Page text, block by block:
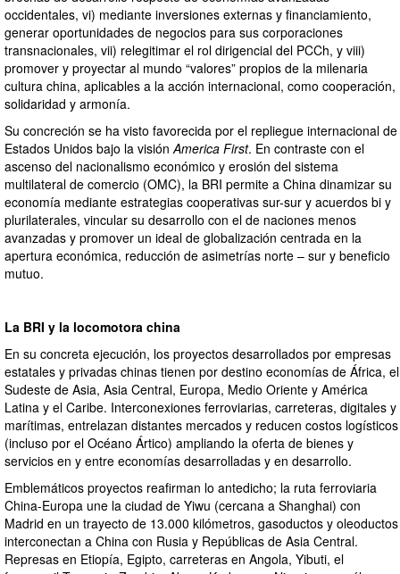
occidentales, vi) mediante inversiones externas y financiamiento,
generar oportunidades de negocios para sus corporaciones
transnacionales, vii) relegitimar el rol dirigencial del PCCh, y viii)
promover y proyectar al mundo “valores” propios de la milenaria
cultura china, aplicables a la acción internacional, como cooperación,
solidaridad y armonía.
Su concreción se ha visto favorecida por el repliegue internacional de
Estados Unidos bajo la visiónAmerica First. En contraste con el
ascenso del nacionalismo económico y erosión del sistema
multilateral de comercio (OMC), la BRI permite a China dinamizar su
economía mediante estrategias cooperativas sur-sur y acuerdos bi y
plurilaterales, vincular su desarrollo con el de naciones menos
avanzadas y promover un ideal de globalización centrada en la
apertura económica, reducción de asimetrías norte – sur y beneficio
mutuo.
La BRI y la locomotora china
En su concreta ejecución, los proyectos desarrollados por empresas
estatales y privadas chinas tienen por destino economías de África, el
Sudeste de Asia, Asia Central, Europa, Medio Oriente y América
Latina y el Caribe. Interconexiones ferroviarias, carreteras, digitales y
marítimas, entrelazan distantes mercados y reducen costos logísticos
(incluso por el Océano Ártico) ampliando la oferta de bienes y
servicios en y entre economías desarrolladas y en desarrollo.
Emblemáticos proyectos reafirman lo antedicho; la ruta ferroviaria
China-Europa une la ciudad de Yiwu (cercana a Shanghai) con
Madrid en un trayecto de 13.000 kilómetros, gasoductos y oleoductos
interconectan a China con Rusia y Repúblicas de Asia Central.
Represas en Etiopía, Egipto, carreteras en Angola, Yibuti, el